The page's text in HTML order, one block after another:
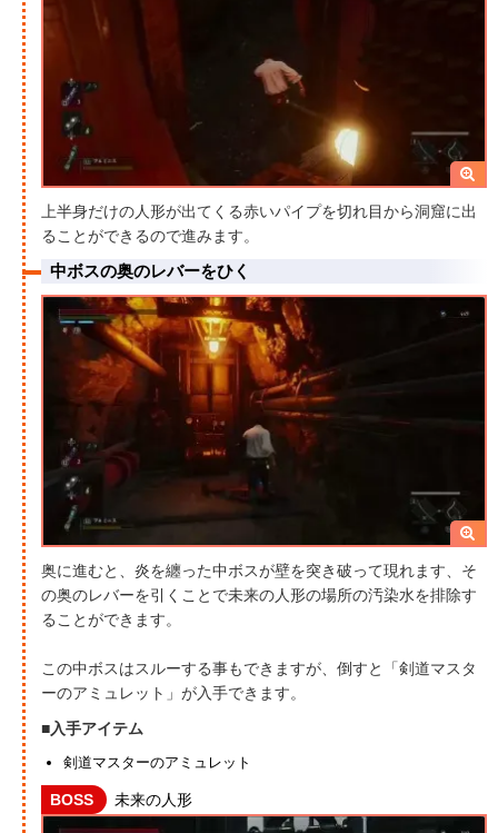
上半身だけの人形が出てくる赤いパイプを切れ目から洞窟に出
ることができるので進みます。
中ボスの奥のレバーをひく
奥に進むと、炎を纏った中ボスが壁を突き破って現れます、そ
の奥のレバーを引くことで未来の人形の場所の汚染水を排除す
ることができます。
この中ボスはスルーする事もできますが、倒すと「剣道マスタ
ーのアミュレット」が入手できます。
■入手アイテム
剣道マスターのアミュレット
BOSS 未来の人形